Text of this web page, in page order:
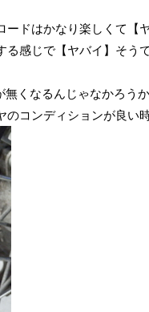
ドはかなり楽しくて【
感じで【ヤバイ】そうで
くなるんじゃなかろう
コンディションが良い